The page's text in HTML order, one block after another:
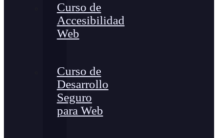
Curso de
Accesibilidad
Web
Curso de
Desarrollo
Seguro
para Web